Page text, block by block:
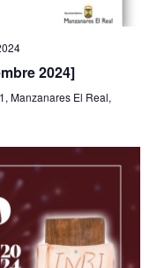
2024]
Manzanares El Real,